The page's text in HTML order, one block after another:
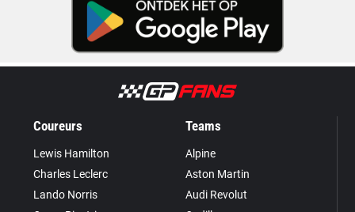
Coureurs
Lewis Hamilton
Charles Leclerc
Lando Norris
Teams
Alpine
Aston Martin
Audi Revolut